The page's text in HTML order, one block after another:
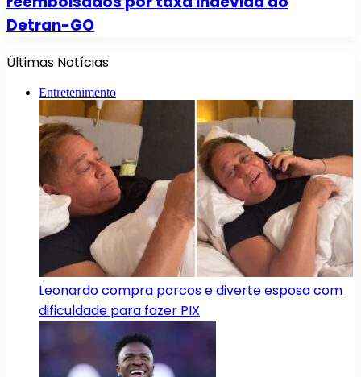
Detran-GO
Últimas Notícias
Entretenimento
Leonardo compra porcos e diverte esposa com
dificuldade para fazer PIX